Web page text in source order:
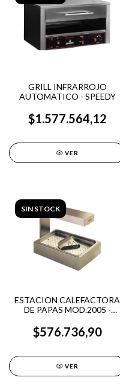
GRILL INFRARROJO
AUTOMATICO - SPEEDY
$1.577.564,12
VER
SIN STOCK
ESTACION CALEFACTORA
DE PAPAS MOD.2005 -
$576.736,90
VER